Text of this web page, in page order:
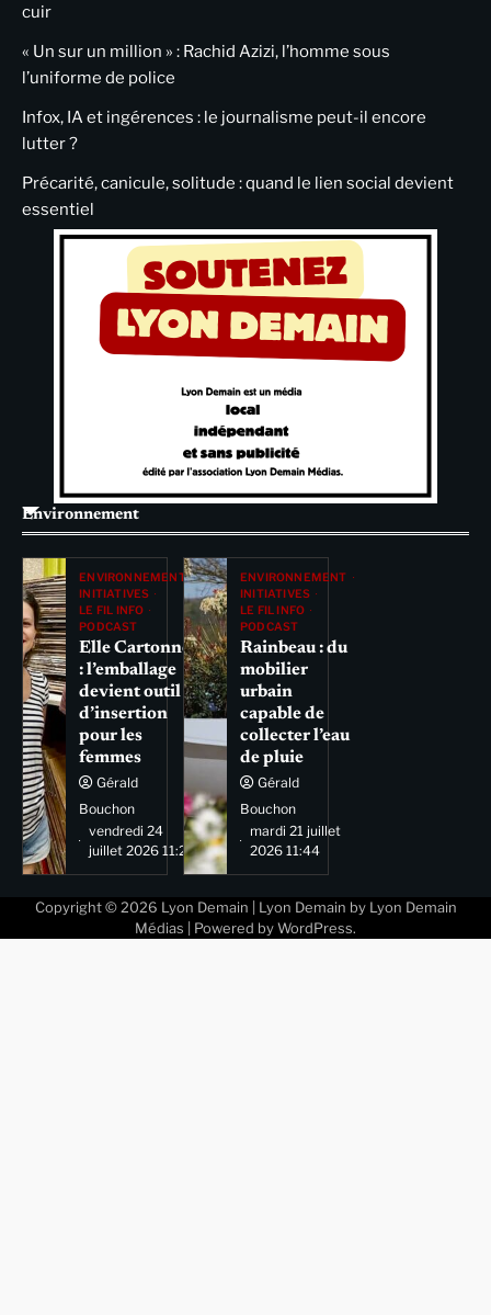
cuir
« Un sur un million » : Rachid Azizi, l’homme sous
l’uniforme de police
Infox, IA et ingérences : le journalisme peut-il encore
lutter ?
Précarité, canicule, solitude : quand le lien social devient
essentiel
Environnement
ENVIRONNEMENT
INITIATIVES
LE FIL INFO
PODCAST
Elle Cartonne
: l’emballage
devient outil
d’insertion
pour les
femmes
Gérald
Bouchon
vendredi 24
juillet 2026 11:29
ENVIRONNEMENT
INITIATIVES
LE FIL INFO
PODCAST
Rainbeau : du
mobilier
urbain
capable de
collecter l’eau
de pluie
Gérald
Bouchon
mardi 21 juillet
2026 11:44
Copyright © 2026 Lyon Demain | Lyon Demain by Lyon Demain
Médias | Powered by WordPress.